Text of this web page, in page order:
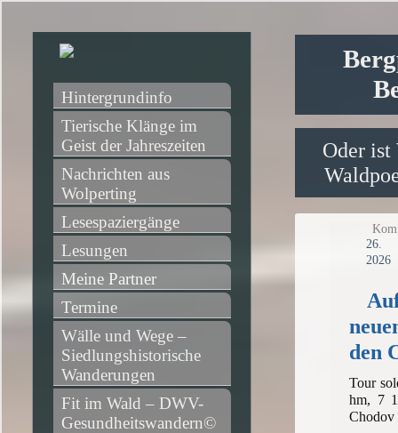
Oder ist
2026
den
Tour
hm, 7
Hintergrundinfo
Tierische Klänge im
Geist der Jahreszeiten
Nachrichten aus
Wolperting
Lesespaziergänge
Lesungen
Meine Partner
Termine
Wälle und Wege –
Siedlungshistorische
Wanderungen
Fit im Wald – DWV-
Gesundheitswandern©